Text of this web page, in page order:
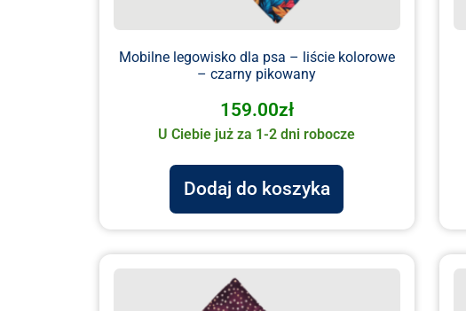
Mobilne legowisko dla psa – liście kolorowe
– czarny pikowany
159.00zł
U Ciebie już za 1-2 dni robocze
Dodaj do koszyka